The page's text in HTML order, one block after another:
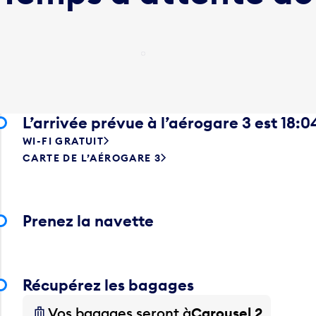
L’arrivée prévue à l’aérogare 3 est
WI-FI GRATUIT
CARTE DE L’AÉROGARE 3
Prenez la navette
Récupérez les bagages